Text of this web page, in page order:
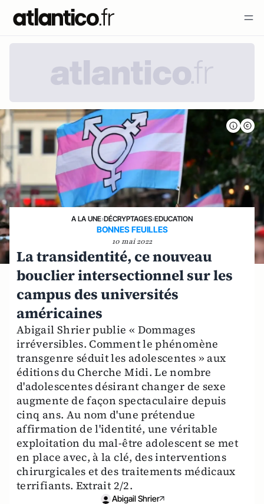
A LA UNE›DÉCRYPTAGES›EDUCATION
BONNES FEUILLES
10 mai 2022
La transidentité, ce nouveau
bouclier intersectionnel sur les
campus des universités
américaines
Abigail Shrier publie « Dommages
irréversibles. Comment le phénomène
transgenre séduit les adolescentes » aux
éditions du Cherche Midi. Le nombre
d'adolescentes désirant changer de sexe
augmente de façon spectaculaire depuis
cinq ans. Au nom d'une prétendue
affirmation de l'identité, une véritable
exploitation du mal-être adolescent se met
en place avec, à la clé, des interventions
chirurgicales et des traitements médicaux
terrifiants. Extrait 2/2.
Abigail Shrier